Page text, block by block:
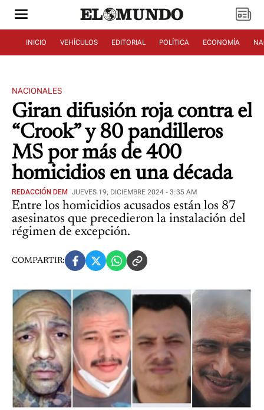
INICIO VEHÍCULOS EDITORIAL POLÍTICA ECONOMÍA
NACIONALES
Giran difusión roja contra el
“Crook” y 80 pandilleros
MS por más de 400
homicidios en una década
REDACCIÓN DEM JUEVES 19, DICIEMBRE 2024 - 3:35 AM
Entre los homicidios acusados están los 87
asesinatos que precedieron la instalación del
régimen de excepción.
COMPARTIR: